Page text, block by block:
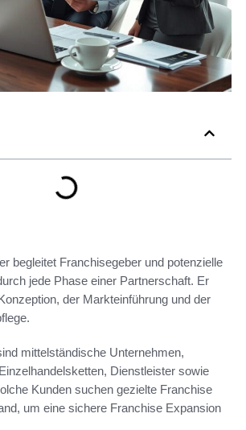
begleitet Franchisegeber und potenzielle
jede Phase einer Partnerschaft. Er
der Markteinführung und der
mittelständische Unternehmen,
Dienstleister sowie
Kunden suchen gezielte Franchise
um eine sichere Franchise Expansion